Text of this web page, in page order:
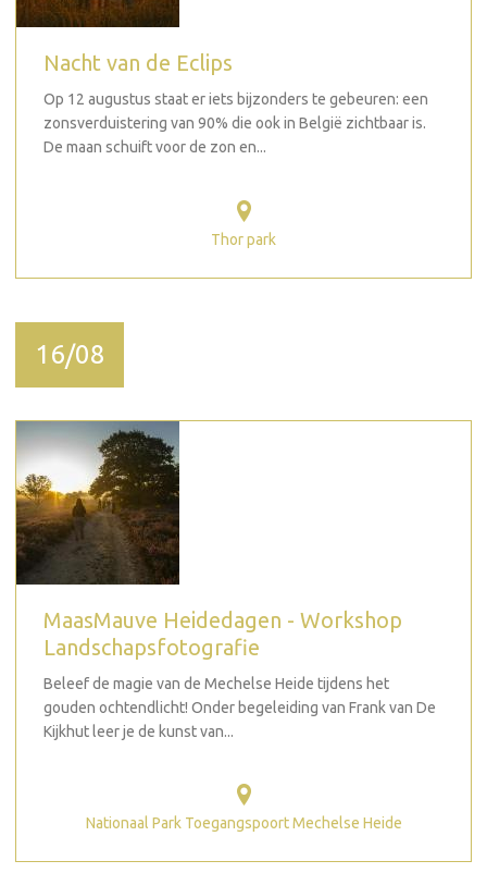
Nacht van de Eclips
Op 12 augustus staat er iets bijzonders te gebeuren: een
zonsverduistering van 90% die ook in België zichtbaar is.
De maan schuift voor de zon en...
Thor park
16/08
MaasMauve Heidedagen - Workshop
Landschapsfotografie
Beleef de magie van de Mechelse Heide tijdens het
gouden ochtendlicht! Onder begeleiding van Frank van De
Kijkhut leer je de kunst van...
Nationaal Park Toegangspoort Mechelse Heide